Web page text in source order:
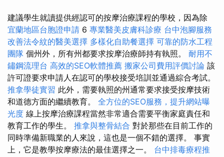
建議學生就讀提供經認可的按摩治療課程的學校，因為除
宜蘭地區台胞證申請 6 專業醫美皮膚科診療 台中泡腳服務
改善法令紋的醫美選擇 多樣化自助餐選擇 可靠的防水工程
團隊 個州外，所有州都要求按摩治療師持有執照。 耐用不
鏽鋼流理台 高效的SEO軟體推薦 搬家公司費用評價討論 該
許可證要求申請人在認可的學校接受培訓並通過綜合考試。
推拿學徒實習 此外，需要執照的州通常要求接受按摩技術
和道德方面的繼續教育。 全方位的SEO服務，提升網站曝
光度 線上按摩治療課程當然非常適合需要平衡家庭責任和
教育工作的學生。 推拿與整骨結合 對於那些在目前工作的
同時準備新職業的人來說，這也是一個不錯的選擇。 事實
上，它是教學按摩療法的最佳選擇之一。 台中排毒療程推